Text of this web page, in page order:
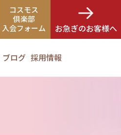
コスモス
倶楽部
入会フォーム
お急ぎのお客様へ
ブログ 採用情報